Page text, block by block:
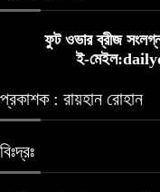
ফুট ওভার ব্রীজ
ই-
প্রকাশক : রায়হান রোহান
বিঃদ্রঃ